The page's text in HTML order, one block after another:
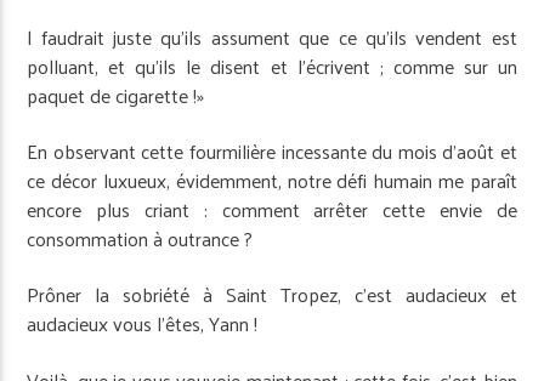
l faudrait juste qu’ils assument que ce qu’ils vendent est
polluant, et qu’ils le disent et l’écrivent ; comme sur un
paquet de cigarette !»
En observant cette fourmilière incessante du mois d’août et
ce décor luxueux, évidemment, notre défi humain me paraît
encore plus criant : comment arrêter cette envie de
consommation à outrance ?
Prôner la sobriété à Saint Tropez, c’est audacieux et
audacieux vous l’êtes, Yann !